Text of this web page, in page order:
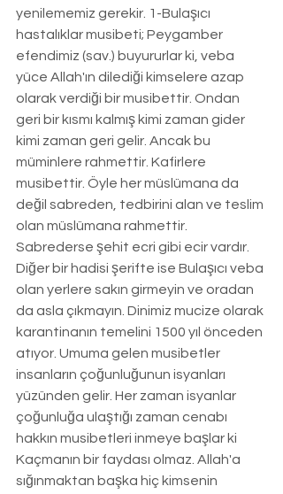
yenilememiz gerekir. 1-Bulaşıcı
hastalıklar musibeti; Peygamber
efendimiz (sav.) buyururlar ki, veba
yüce Allah'ın dilediği kimselere azap
olarak verdiği bir musibettir. Ondan
geri bir kısmı kalmış kimi zaman gider
kimi zaman geri gelir. Ancak bu
müminlere rahmettir. Kafirlere
musibettir. Öyle her müslümana da
değil sabreden, tedbirini alan ve teslim
olan müslümana rahmettir.
Sabrederse şehit ecri gibi ecir vardır.
Diğer bir hadisi şerifte ise Bulaşıcı veba
olan yerlere sakın girmeyin ve oradan
da asla çıkmayın. Dinimiz mucize olarak
karantinanın temelini 1500 yıl önceden
atıyor. Umuma gelen musibetler
insanların çoğunluğunun isyanları
yüzünden gelir. Her zaman isyanlar
çoğunluğa ulaştığı zaman cenabı
hakkın musibetleri inmeye başlar ki
Kaçmanın bir faydası olmaz. Allah'a
sığınmaktan başka hiç kimsenin